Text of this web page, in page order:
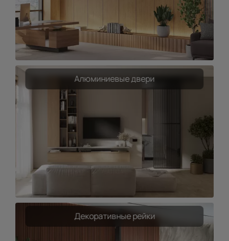
Алюминиевые двери
Декоративные рейки